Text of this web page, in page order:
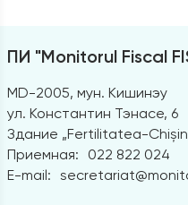
ПИ "Monitorul Fiscal
MD-2005, мун. Кишинэу
ул. Константин Тэнасе, 6
Здание „Fertilitatea-
Приемная:
022 822 024
E-mail: